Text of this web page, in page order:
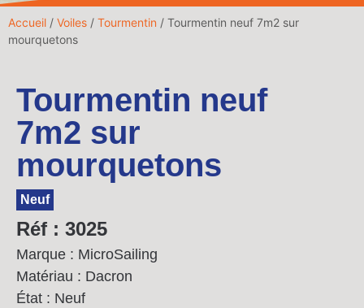
Accueil / Voiles / Tourmentin / Tourmentin neuf 7m2 sur
mourquetons
Tourmentin neuf
7m2 sur
mourquetons
Neuf
Réf : 3025
Marque : MicroSailing
Matériau : Dacron
État : Neuf